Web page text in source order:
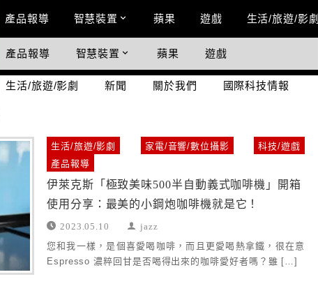
Main Menu
產品報導 智慧裝置 蘋果 遊戲 生活/旅遊/影劇
國際科技情報
產品報導 智慧裝置 蘋果 遊戲
生活/旅遊/影劇 新聞 關於我們 國際科技情報
生活/旅遊/影劇 家電/音響/數位攝影
科技/遊戲
產品報導
伊萊克斯「極致美味500半自動義式咖啡機」開箱
使用分享：最美的小鋼炮咖啡機就是它！
2023.05.10 jazz
您和我一樣，是個喜愛喝咖啡，而且更愛喝熱拿鐵，很在意
Espresso 濃粹回甘是否喝得出來的咖啡愛好者嗎？雖 […]